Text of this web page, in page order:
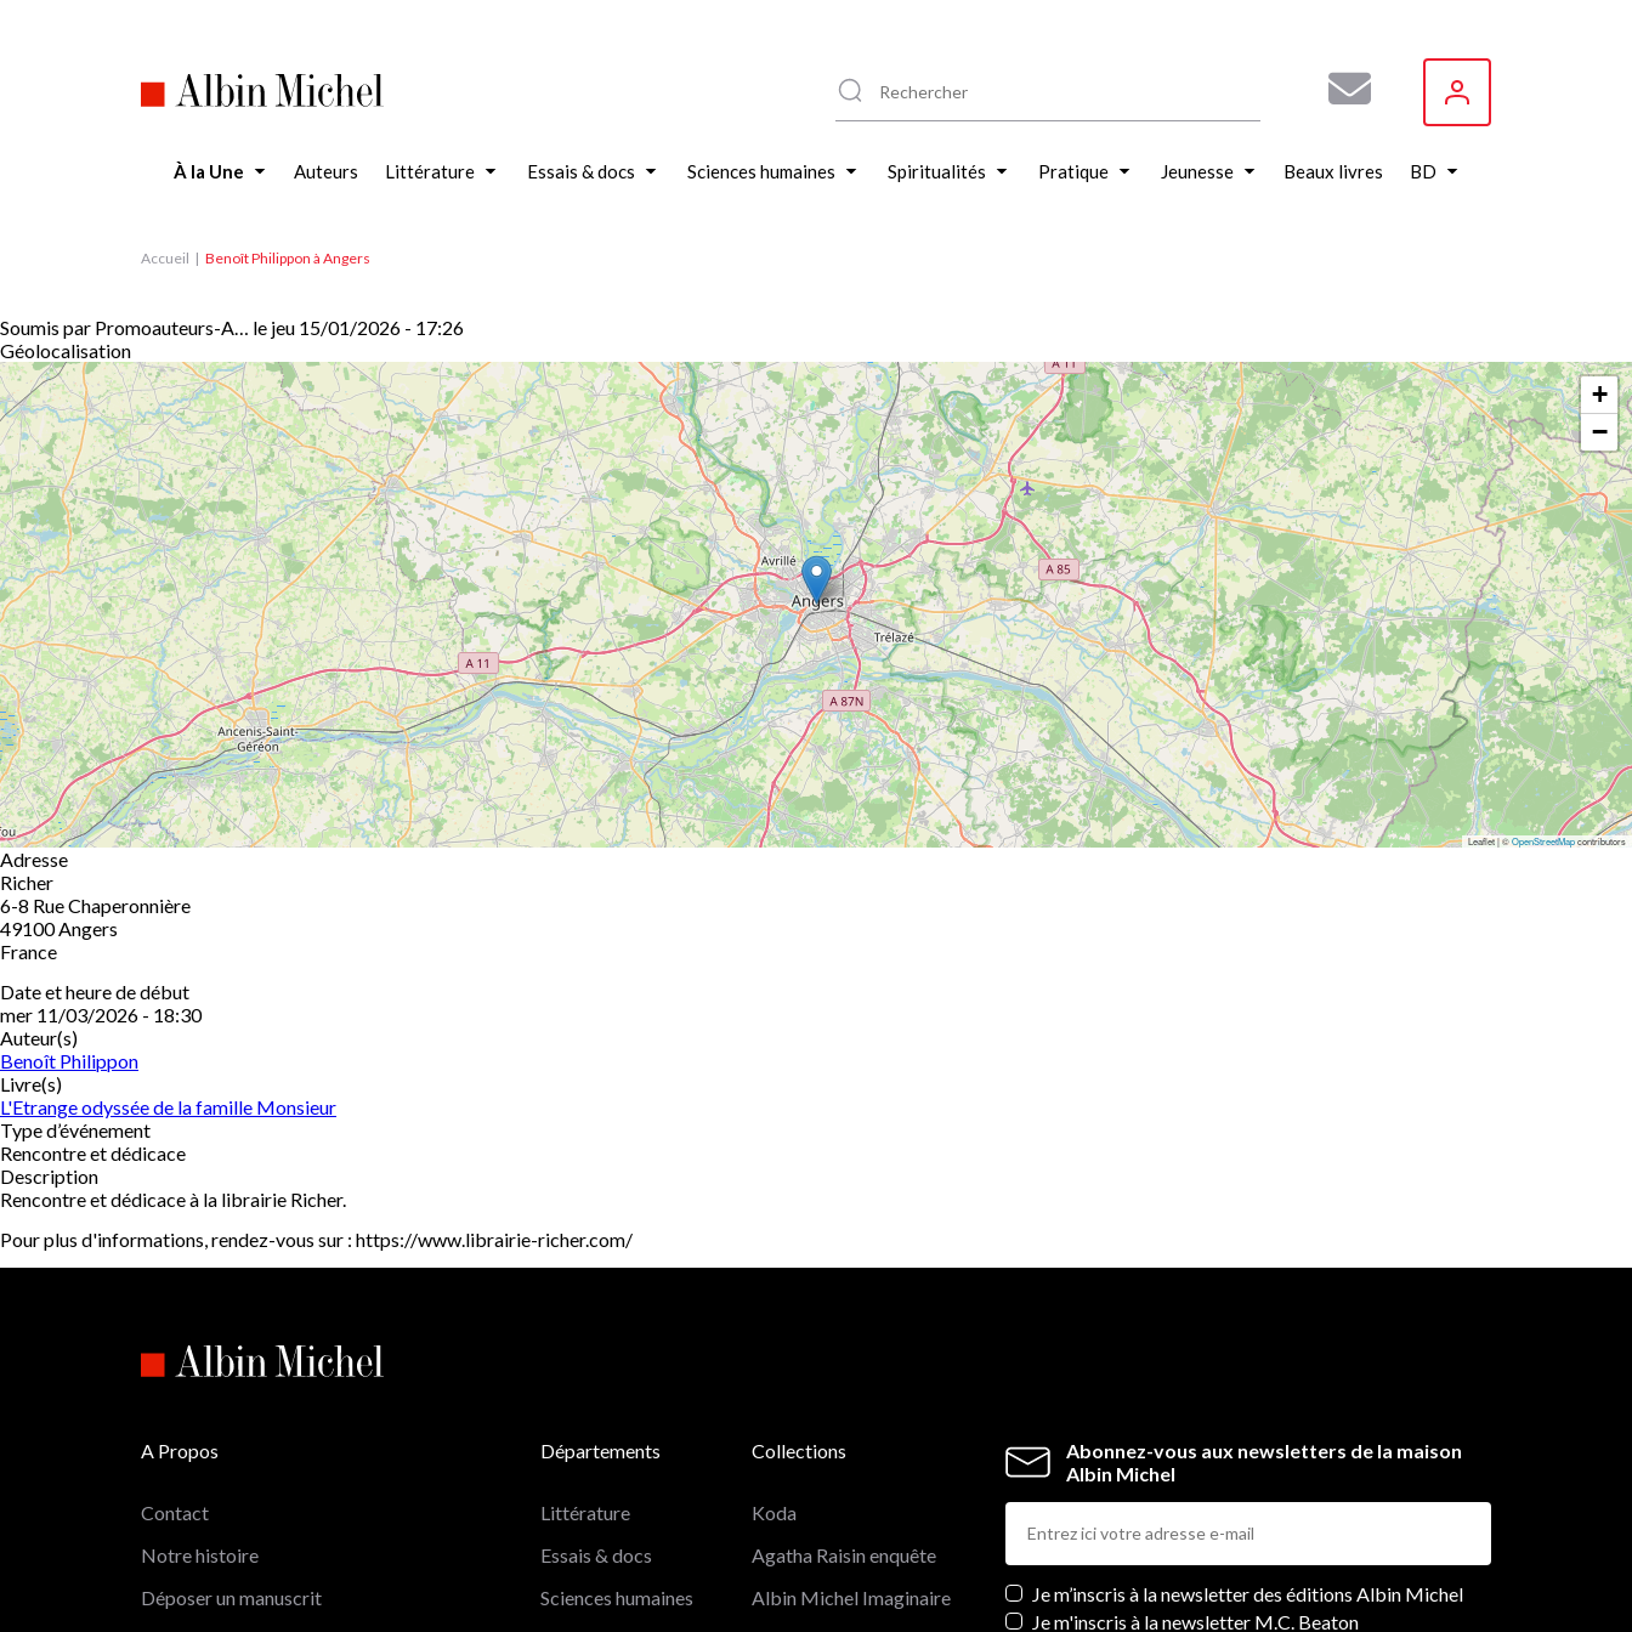
À la Une Auteurs Littérature Essais & docs Sciences humaines Spiritualités Pratique Jeunesse Beaux livres BD
Accueil Benoît Philippon à Angers
Soumis par Promoauteurs-A… le jeu 15/01/2026 - 17:26
Géolocalisation
+
−
Leaflet | ©OpenStreetMapcontributors
Adresse
Richer
6-8 Rue Chaperonnière
49100Angers
France
Date et heure de début
mer 11/03/2026 - 18:30
Auteur(s)
Benoît Philippon
Livre(s)
L'Etrange odyssée de la famille Monsieur
Type d’événement
Rencontre et dédicace
Description
Rencontre et dédicace à la librairie Richer.
Pour plus d'informations, rendez-vous sur : https://www.librairie-richer.com/
Abonnez-vous aux newsletters de la maison
Albin Michel
Newsletters
Je m’inscris à la newsletter des éditions Albin Michel
Je m'inscris à la newsletter M.C. Beaton
A Propos
Contact
Notre histoire
Déposer un manuscrit
Départements
Littérature
Essais & docs
Sciences humaines
Collections
Koda
Agatha Raisin enquête
Albin Michel Imaginaire